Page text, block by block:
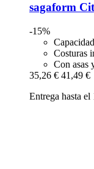
sagaform
-15%
Costuras
Con asas
35,26 € 41,49 €
Entrega hasta el